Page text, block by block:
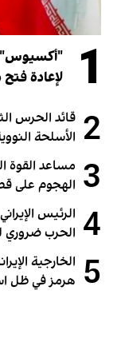
1
لإعادة
2 قائد الحرس
الأسلحة
3 الهجوم على
4 الرئيس
الحرب ضروري
5 الخارجية
هرمز في ظل